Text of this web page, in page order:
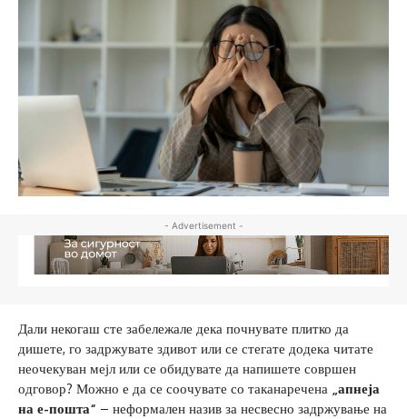
- Advertisement -
Дали некогаш сте забележале дека почнувате плитко да
дишете, го задржувате здивот или се стегате додека читате
неочекуван мејл или се обидувате да напишете совршен
одговор? Можно е да се соочувате со таканаречена „апнеја
на е-пошта“ – неформален назив за несвесно задржување на